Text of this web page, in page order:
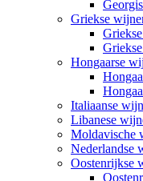
Griekse
Hongaarse
Italiaanse
Libanese
Moldavische
Nederlandse
Oostenrijkse